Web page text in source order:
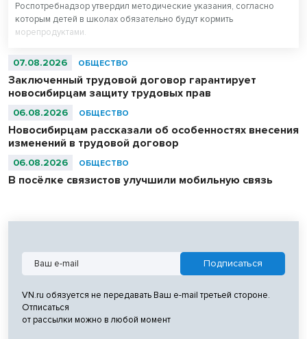
Роспотребнадзор утвердил методические указания, согласно
которым детей в школах обязательно будут кормить
морепродуктами.
07.08.2026 ОБЩЕСТВО
Заключенный трудовой договор гарантирует
новосибирцам защиту трудовых прав
06.08.2026 ОБЩЕСТВО
Новосибирцам рассказали об особенностях внесения
изменений в трудовой договор
06.08.2026 ОБЩЕСТВО
В посёлке связистов улучшили мобильную связь
VN.ru обязуется не передавать Ваш e-mail третьей стороне.
Отписаться
от рассылки можно в любой момент